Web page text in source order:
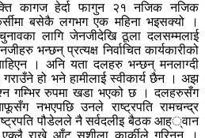
कागज हेर्दा फागुन २१ नजिक नजिक
बसेकै लगभग एक महिना भइसक्यो ।
लागि जेनजीदेखि ठूला दलसम्मलाई
भन्छन् प्रत्यक्ष निर्वाचित कार्यकारीको
। अनि यता दलहरु भन्छन् मनलाग्दी
गराउँने हो भने हामीलाई स्वीकार्य छैन । अझ
गम्भिर रुपमा खडा भएको छ । दलहरुसँग
नभएपछि उनले राष्ट्रपति रामचन्द्र
पौडेलले नै सर्वदलीइ बैठक आह््वान